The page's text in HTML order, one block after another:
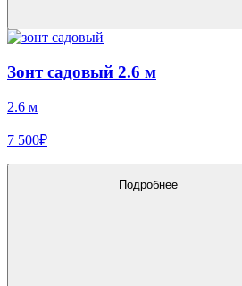
Зонт садовый 2.6 м
2.6 м
7 500₽
Подробнее